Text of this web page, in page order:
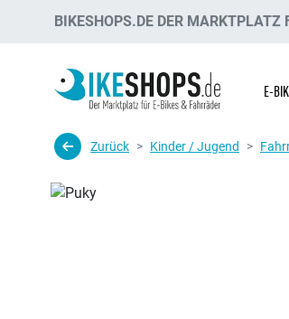
BIKESHOPS.DE DER MARKTPLATZ
E-
Zurück Kinder / Jugend